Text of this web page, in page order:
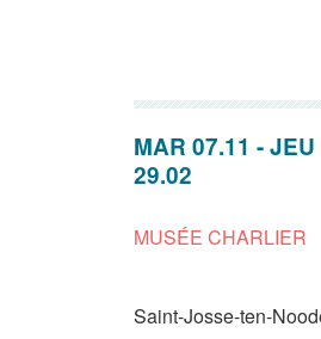
MAR 07.11 -JEU
29.02
MUSÉE CHARLIER
Saint-Josse-ten-